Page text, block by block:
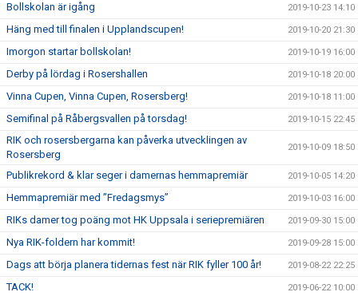
Bollskolan är igång 2019-10-23 14:10
Häng med till finalen i Upplandscupen! 2019-10-20 21:30
Imorgon startar bollskolan! 2019-10-19 16:00
Derby på lördag i Rosershallen 2019-10-18 20:00
Vinna Cupen, Vinna Cupen, Rosersberg! 2019-10-18 11:00
Semifinal på Råbergsvallen på torsdag! 2019-10-15 22:45
RIK och rosersbergarna kan påverka utvecklingen av
Rosersberg
2019-10-09 18:50
Publikrekord & klar seger i damernas hemmapremiär 2019-10-05 14:20
Hemmapremiär med ”Fredagsmys” 2019-10-03 16:00
RIKs damer tog poäng mot HK Uppsala i seriepremiären 2019-09-30 15:00
Nya RIK-foldern har kommit! 2019-09-28 15:00
Dags att börja planera tidernas fest när RIK fyller 100 år! 2019-08-22 22:25
TACK! 2019-06-22 10:00